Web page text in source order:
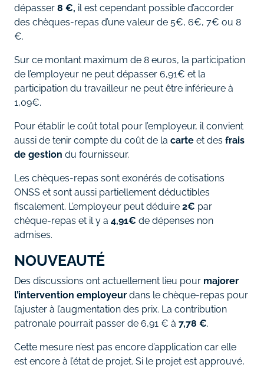
dépasser 8 €, il est cependant possible d’accorder
des chèques-repas d’une valeur de 5€, 6€, 7€ ou 8
€.
Sur ce montant maximum de 8 euros, la participation
de l’employeur ne peut dépasser 6,91€ et la
participation du travailleur ne peut être inférieure à
1,09€.
Pour établir le coût total pour l’employeur, il convient
aussi de tenir compte du coût de la carte et des frais
de gestion du fournisseur.
Les chèques-repas sont exonérés de cotisations
ONSS et sont aussi partiellement déductibles
fiscalement. L’employeur peut déduire 2€ par
chèque-repas et il y a 4,91€ de dépenses non
admises.
NOUVEAUTÉ
Des discussions ont actuellement lieu pour majorer
l’intervention employeur dans le chèque-repas pour
l’ajuster à l’augmentation des prix. La contribution
patronale pourrait passer de 6,91 € à 7,78 €.
Cette mesure n’est pas encore d’application car elle
est encore à l’état de projet. Si le projet est approuvé,